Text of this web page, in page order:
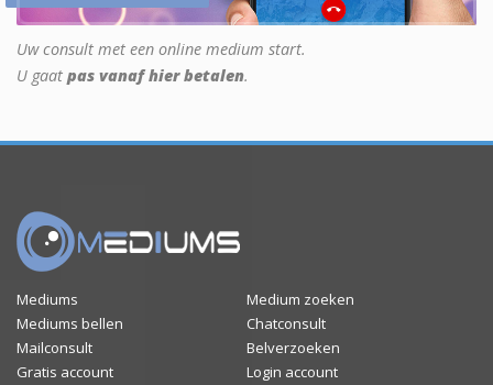
Uw consult met een online medium start.
U gaat pas vanaf hier betalen.
Mediums
Medium zoeken
Mediums bellen
Chatconsult
Mailconsult
Belverzoeken
Gratis account
Login account